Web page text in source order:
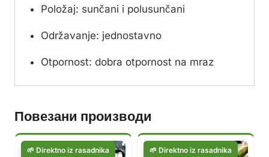
Položaj: sunčani i polusunčani
Održavanje: jednostavno
Otpornost: dobra otpornost na mraz
Повезани производи